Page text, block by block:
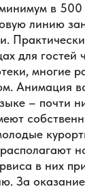
в 500
линию
для гостей
многие
Анимация
– почти
в них
За